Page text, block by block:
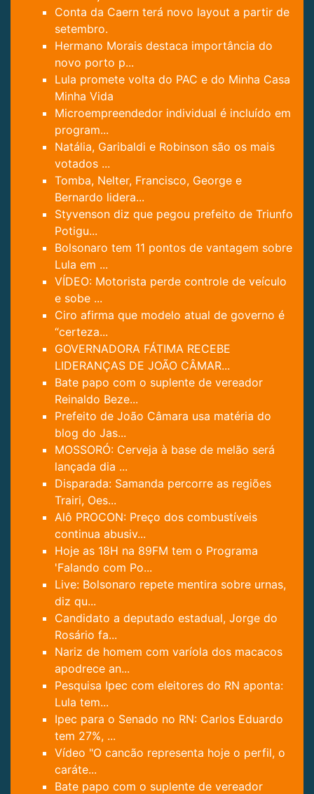
Conta da Caern terá novo layout a partir de
setembro.
Hermano Morais destaca importância do
novo porto p...
Lula promete volta do PAC e do Minha Casa
Minha Vida
Microempreendedor individual é incluído em
program...
Natália, Garibaldi e Robinson são os mais
votados ...
Tomba, Nelter, Francisco, George e
Bernardo lidera...
Styvenson diz que pegou prefeito de Triunfo
Potigu...
Bolsonaro tem 11 pontos de vantagem sobre
Lula em ...
VÍDEO: Motorista perde controle de veículo
e sobe ...
Ciro afirma que modelo atual de governo é
“certeza...
GOVERNADORA FÁTIMA RECEBE
LIDERANÇAS DE JOÃO CÂMAR...
Bate papo com o suplente de vereador
Reinaldo Beze...
Prefeito de João Câmara usa matéria do
blog do Jas...
MOSSORÓ: Cerveja à base de melão será
lançada dia ...
Disparada: Samanda percorre as regiões
Trairi, Oes...
Alô PROCON: Preço dos combustíveis
continua abusiv...
Hoje as 18H na 89FM tem o Programa
'Falando com Po...
Live: Bolsonaro repete mentira sobre urnas,
diz qu...
Candidato a deputado estadual, Jorge do
Rosário fa...
Nariz de homem com varíola dos macacos
apodrece an...
Pesquisa Ipec com eleitores do RN aponta:
Lula tem...
Ipec para o Senado no RN: Carlos Eduardo
tem 27%, ...
Vídeo "O cancão representa hoje o perfil, o
caráte...
Bate papo com o suplente de vereador